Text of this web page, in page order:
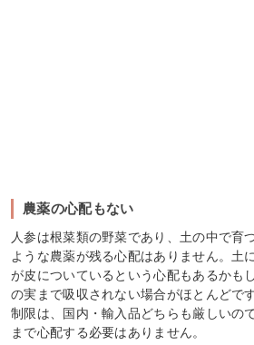
農薬の心配もない
人参は根菜類の野菜であり、土の中で育
ような農薬が残る心配はありません。土
が皮についているという心配もあるかも
の実まで吸収されない場合がほとんどで
制限は、国内・輸入品どちらも厳しいの
まで心配する必要はありません。